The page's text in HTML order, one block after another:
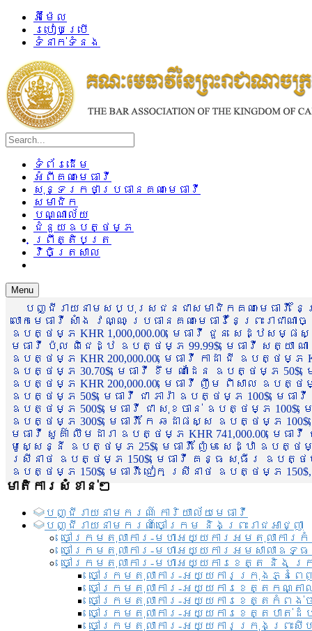
អ៊ីម៉ែល
របៀបប្រើ
ទំនាក់ទំនង
ទំព័រដើម
អំពីគណៈមេធាវី
សុន្ទរកថាប្រធានគណៈមេធាវី
សមាជិក
បណ្ណាល័យ
ជំនួយឧបត្ថម្ភ
ព្រឹត្តិបត្រ
វិចិត្រសាល
Menu
បញ្ជីរាយនាមសប្បុរសជនជាសមាជិកគណៈមេធាវី
លោកមេធាវី សាំង វណ្ណៈ ប្រធានគណៈមេធាវីនៃព្រះរា
ឧបត្ថម្ភ KHR 1,000,000.00, មេធាវី ជួន សេដ្ឋស
មេធាវី ប៉ុល ពិជេដ្ឋ ឧបត្ថម្ភ 99.99$, មេធាវី សត្យា ណ
ឧបត្ថម្ភ KHR 200,000.00, មេធាវី កាដា ជី ឧបត្ថម្ភ
ឧបត្ថម្ភ 30.70$, មេធាវី ខឹម ណាដែន ឧបត្ថម្ភ 50$,
ឧបត្ថម្ភ KHR 200,000.00, មេធាវី ញឹម ពិសាល ឧបត្ថ
ឧបត្ថម្ភ 50$, មេធាវី ជា ភារ៉ា ឧបត្ថម្ភ 100$, មេ
ឧបត្ថម្ភ 500$, មេធាវី ជា សុខចាន់ ឧបត្ថម្ភ
ឧបត្ថម្ភ 300$, មេធាវី កែ ឆដាផស្ស ឧបត្ថម្ភ
មេធាវី សួគ៌ា លឹមដារា ឧបត្ថម្ភ KHR 741,000.00, មេ
មូសេ្សន្នី ឧបត្ថម្ភ 25$, មេធាវី ញ៉ែម សេដ្ឋា ឧបត្ថ
ស្រីនាថ ឧបត្ថម្ភ 150$, មេធាវី គន្ធ សុធីរ ឧបត្ថម្ភ
ឧបត្ថម្ភ 150$, មេធាវី ជៀក ស្រីនាថ ឧបត្ថម្ភ 150$,
មាតិការសំខាន់ៗ
បញ្ជី​រាយ​នាមករណ៍ ការិយាល័យ​មេធាវី​
បញ្ជី​រាយ​នាមករណ៍​ចៅក្រម និងព្រះរាជអាជ្ញា
ចៅក្រមតុលាការ-មហាអយ្យការអមតុលាការ
ចៅក្រមតុលាការ-មហាអយ្យការអមសាលាឧទ្
ចៅក្រមតុលាការ-មហាអយ្យការខេត្ត និង ក្
ចៅក្រមតុលាការ-អយ្យការក្រុងភ្នំពេ
ចៅក្រមតុលាការ-អយ្យការខេត្តកណ្តា
ចៅក្រមតុលាការ-អយ្យការខេត្តកំពង់ច
ចៅក្រមតុលាការ-អយ្យការខេត្តបាត់ដំ
ចៅក្រមតុលាការ-អយ្យការ​ក្រុងព្រះសី